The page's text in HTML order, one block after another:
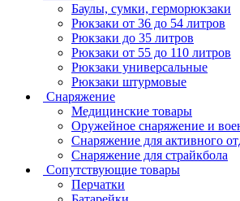
Баулы, сумки, герморюкзаки
Рюкзаки от 36 до 54 литров
Рюкзаки до 35 литров
Рюкзаки от 55 до 110 литров
Рюкзаки универсальные
Рюкзаки штурмовые
Снаряжение
Медицинские товары
Оружейное снаряжение и
Снаряжение для активного
Снаряжение для страйкбола
Сопутствующие товары
Перчатки